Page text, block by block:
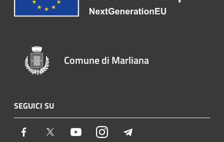
Comune di Marliana
SEGUICI SU
Facebook Twitter YoutubeInstagram